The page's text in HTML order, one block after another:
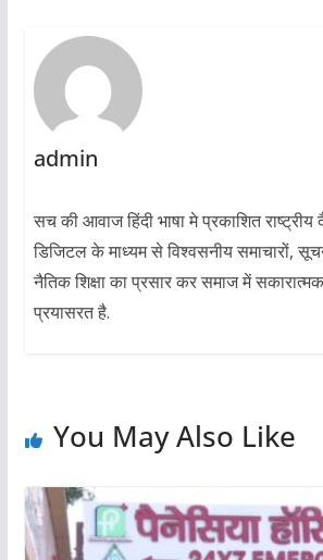
admin
सच की आवाज हिंदी भाषा मे प्रकाशित
डिजिटल के माध्यम से विश्वसनीय समाचारों,
नैतिक शिक्षा का प्रसार कर समाज में
प्रयासरत है.
You May Also Like